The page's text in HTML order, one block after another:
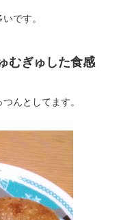
です。
むぎゅした食感
んとしてます。